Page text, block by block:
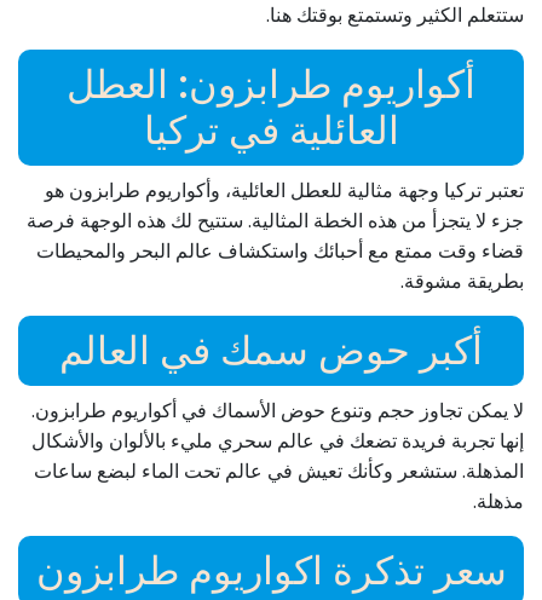
ستتعلم الكثير وتستمتع بوقتك هنا.
أكواريوم طرابزون: العطل
العائلية في تركيا
تعتبر تركيا وجهة مثالية للعطل العائلية، وأكواريوم طرابزون هو
جزء لا يتجزأ من هذه الخطة المثالية. ستتيح لك هذه الوجهة فرصة
قضاء وقت ممتع مع أحبائك واستكشاف عالم البحر والمحيطات
بطريقة مشوقة.
أكبر حوض سمك في العالم
لا يمكن تجاوز حجم وتنوع حوض الأسماك في أكواريوم طرابزون.
إنها تجربة فريدة تضعك في عالم سحري مليء بالألوان والأشكال
المذهلة. ستشعر وكأنك تعيش في عالم تحت الماء لبضع ساعات
مذهلة.
سعر تذكرة اكواريوم طرابزون